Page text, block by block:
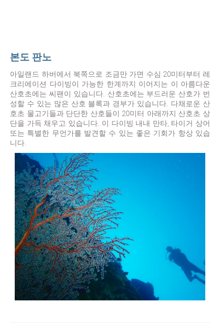
본도 판노
아일랜드 하버에서 북쪽으로 조금만 가면 수심 20미터부터 레
크리에이션 다이빙이 가능한 한계까지 이어지는 이 아름다운
산호초에는 씨팬이 있습니다. 산호초에는 부드러운 산호가 번
성할 수 있는 많은 산호 블록과 경부가 있습니다. 다채로운 산
호초 물고기들과 단단한 산호들이 20미터 아래까지 산호초 상
단을 가득 채우고 있습니다. 이 다이빙 내내 만타, 타이거 상어
또는 특별한 무언가를 발견할 수 있는 좋은 기회가 항상 있습
니다.